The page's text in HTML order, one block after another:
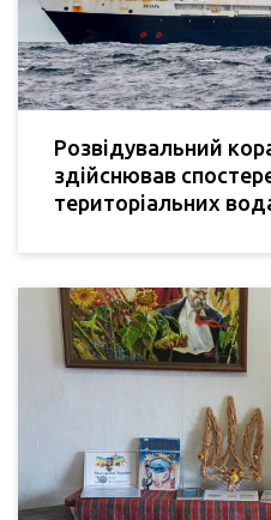
Розвідувальний
здійснював
територіальних